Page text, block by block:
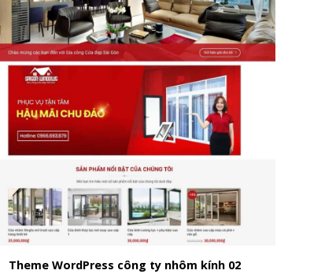
Theme WordPress công ty nhôm kính 02